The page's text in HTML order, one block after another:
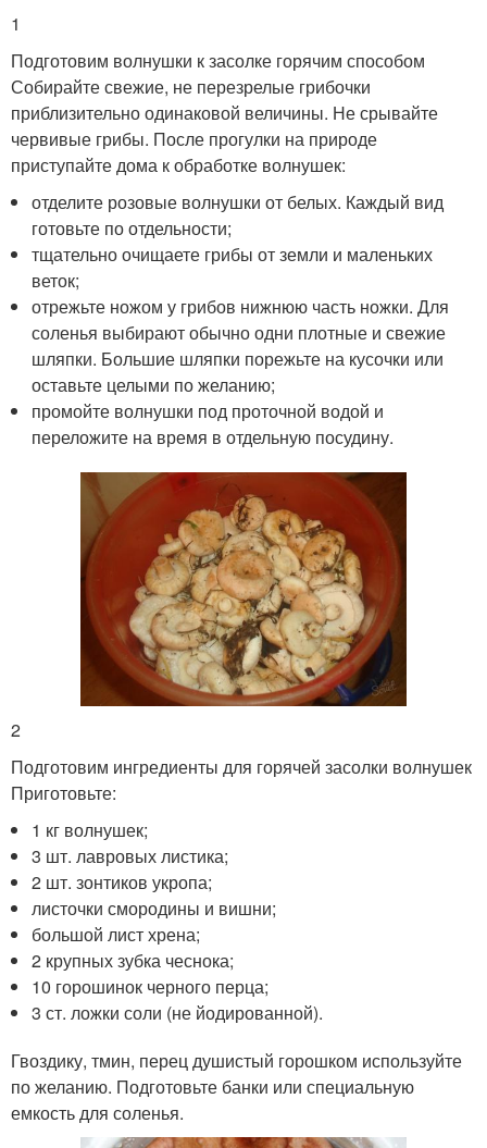
1
Подготовим волнушки к засолке горячим способом
Собирайте свежие, не перезрелые грибочки
приблизительно одинаковой величины. Не срывайте
червивые грибы. После прогулки на природе
приступайте дома к обработке волнушек:
отделите розовые волнушки от белых. Каждый вид
готовьте по отдельности;
тщательно очищаете грибы от земли и маленьких
веток;
отрежьте ножом у грибов нижнюю часть ножки. Для
соленья выбирают обычно одни плотные и свежие
шляпки. Большие шляпки порежьте на кусочки или
оставьте целыми по желанию;
промойте волнушки под проточной водой и
переложите на время в отдельную посудину.
2
Подготовим ингредиенты для горячей засолки волнушек
Приготовьте:
1 кг волнушек;
3 шт. лавровых листика;
2 шт. зонтиков укропа;
листочки смородины и вишни;
большой лист хрена;
2 крупных зубка чеснока;
10 горошинок черного перца;
3 ст. ложки соли (не йодированной).
Гвоздику, тмин, перец душистый горошком используйте
по желанию. Подготовьте банки или специальную
емкость для соленья.